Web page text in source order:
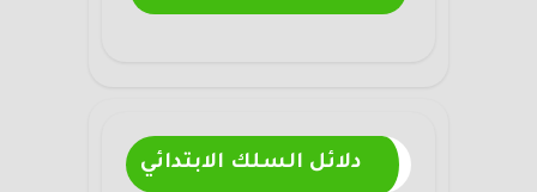
دلائل السلك الابتدائي